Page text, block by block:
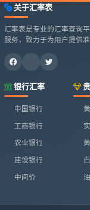
关于汇率表
汇率表是专业的汇率查询
服务，致力于为用户提供
银行汇率
中国银行
工商银行
农业银行
建设银行
中间价